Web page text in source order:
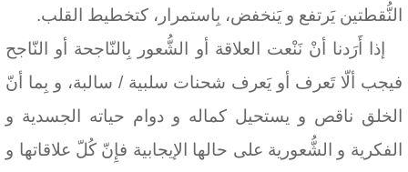
النُّقطتين يَرتفع و يَنخفض، بِاستمرار، كتخطيط القلب.
إذا أَرَدنا أنْ نَنْعت العلاقة أو الشُّعور بِالنّاجحة أو النّاجح
فيجب ألّا تَعرف أو يَعرف شحنات سلبية / سالبة، و بِما أنّ
الخلق ناقص و يستحيل كماله و دوام حياته الجسدية و
الفكرية و الشُّعورية على حالها الإيجابية فإِنّ كُلّ علاقاتها و